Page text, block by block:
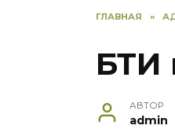
ГЛАВНАЯ »
БТИ
АВТОР
admin